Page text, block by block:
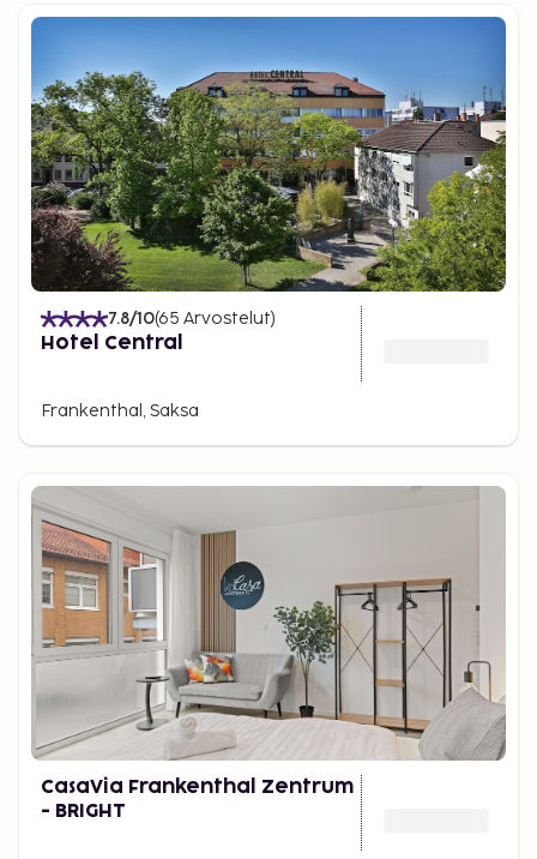
7.8/10(65 Arvostelut)
Hotel Central
Frankenthal, Saksa
CasaVia Frankenthal Zentrum
- BRIGHT